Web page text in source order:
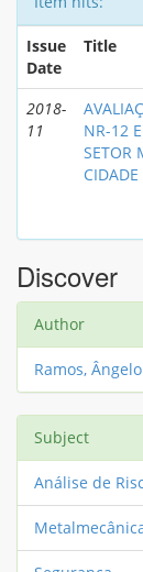
Issue
Date
Title
2018-
11
NR-12
SETOR
Discover
Author
Ramos,
Subject
Análise de